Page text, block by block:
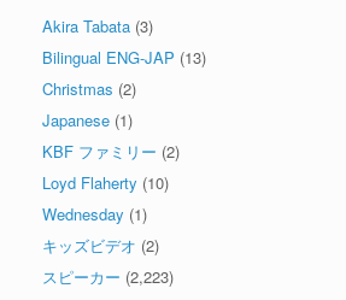
Akira Tabata (3)
Bilingual ENG-JAP (13)
Christmas (2)
Japanese (1)
KBF ファミリー (2)
Loyd Flaherty (10)
Wednesday (1)
キッズビデオ (2)
スピーカー (2,223)